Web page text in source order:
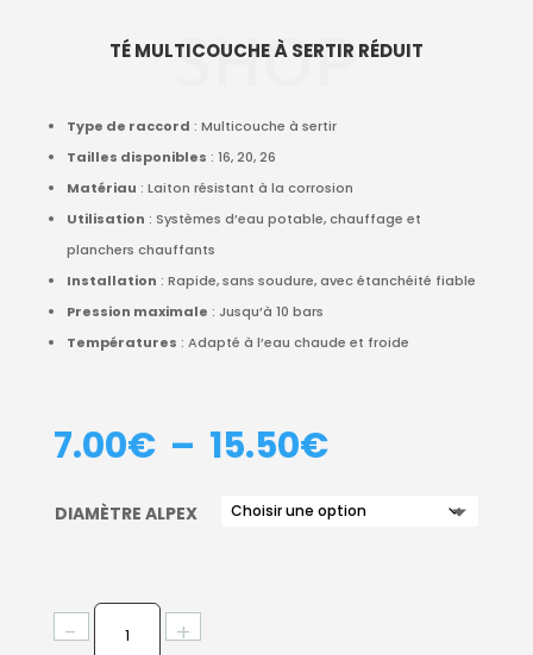
SHOP
TÉ MULTICOUCHE À SERTIR RÉDUIT
Type de raccord : Multicouche à sertir
Tailles disponibles : 16, 20, 26
Matériau : Laiton résistant à la corrosion
Utilisation : Systèmes d’eau potable, chauffage et
planchers chauffants
Installation : Rapide, sans soudure, avec étanchéité fiable
Pression maximale : Jusqu’à 10 bars
Températures : Adapté à l’eau chaude et froide
7.00€ – 15.50€PLAGE
PRIX :
7.00€
DIAMÈTRE ALPEX
-
QUANTITÉ
+